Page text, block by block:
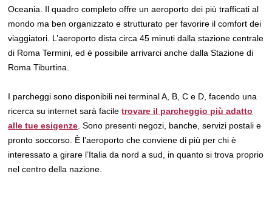
Oceania. Il quadro completo offre un aeroporto dei più trafficati al
mondo ma ben organizzato e strutturato per favorire il comfort dei
viaggiatori. L’aeroporto dista circa 45 minuti dalla stazione centrale
di Roma Termini, ed è possibile arrivarci anche dalla Stazione di
Roma Tiburtina.
I parcheggi sono disponibili nei terminal A, B, C e D, facendo una
ricerca su internet sarà faciletrovare il parcheggio più adatto
alle tue esigenze . Sono presenti negozi, banche, servizi postali e
pronto soccorso. È l’aeroporto che conviene di più per chi è
interessato a girare l’Italia da nord a sud, in quanto si trova proprio
nel centro della nazione.